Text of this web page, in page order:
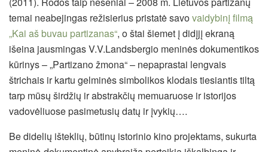
temai neabejingas režisierius pristatė savovaidybinį filmą
„Kai aš buvau partizanas“, o štai šiemet į didįjį ekraną
išeina jausmingas V.V.Landsbergio meninės dokumentikos
kūrinys – „Partizano žmona“ – nepaprastai lengvais
štrichais ir kartu gelminės simbolikos klodais tiesiantis tiltą
tarp mūsų širdžių ir abstrakčių memuaruose ir istorijos
vadovėliuose pasimetusių datų ir įvykių….
Be didelių išteklių, būtinų istorinio kino projektams, sukurta